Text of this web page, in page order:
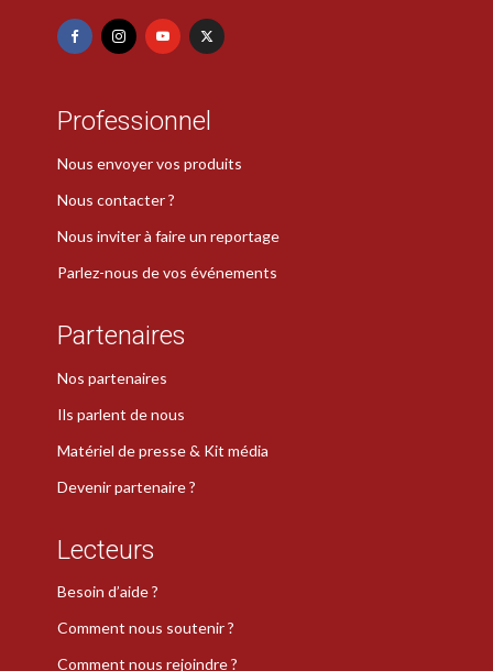
Professionnel
Nous envoyer vos produits
Nous contacter ?
Nous inviter à faire un reportage
Parlez-nous de vos événements
Partenaires
Nos partenaires
Ils parlent de nous
Matériel de presse & Kit média
Devenir partenaire ?
Lecteurs
Besoin d’aide ?
Comment nous soutenir ?
Comment nous rejoindre ?